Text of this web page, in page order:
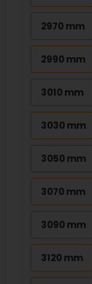
2970 mm
2990 mm
3010 mm
3030 mm
3050 mm
3070 mm
3090 mm
3120 mm